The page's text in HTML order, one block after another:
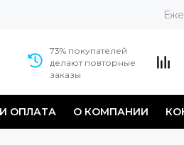
73% покупателей
делают повторные
заказы
ОПЛАТА О КОМПАНИИ